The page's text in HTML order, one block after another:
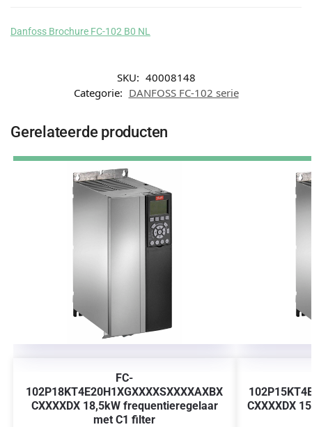
Danfoss Brochure FC-102 B0 NL
SKU: 40008148
Categorie: DANFOSS FC-102 serie
Gerelateerde producten
FC-
102P18KT4E20H1XGXXXXSXXXXAXBX
CXXXXDX 18,5kW frequentieregelaar
met C1 filter
CXXXXDX